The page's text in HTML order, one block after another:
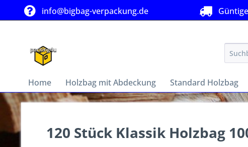
info@bigbag-verpackung.de
Home Holzbag mit Abdeckung Standard Holzbag
120 Stück Klassik Holzbag